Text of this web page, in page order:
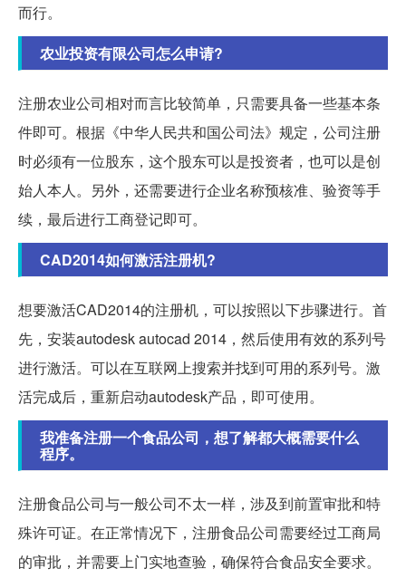
而行。
农业投资有限公司怎么申请?
注册农业公司相对而言比较简单，只需要具备一些基本条
件即可。根据《中华人民共和国公司法》规定，公司注册
时必须有一位股东，这个股东可以是投资者，也可以是创
始人本人。另外，还需要进行企业名称预核准、验资等手
续，最后进行工商登记即可。
CAD2014如何激活注册机?
想要激活CAD2014的注册机，可以按照以下步骤进行。首
先，安装autodesk autocad 2014，然后使用有效的系列号
进行激活。可以在互联网上搜索并找到可用的系列号。激
活完成后，重新启动autodesk产品，即可使用。
我准备注册一个食品公司，想了解都大概需要什么
程序。
注册食品公司与一般公司不太一样，涉及到前置审批和特
殊许可证。在正常情况下，注册食品公司需要经过工商局
的审批，并需要上门实地查验，确保符合食品安全要求。